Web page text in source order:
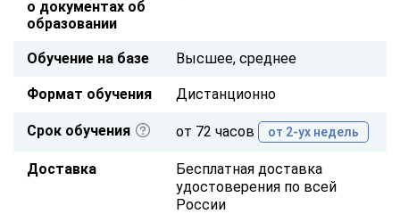
о документах об
образовании
Обучение на базе Высшее, среднее
Формат обучения Дистанционно
Срок обучения от 72 часов от 2-ух недель
Доставка
Бесплатная доставка
удостоверения по всей
России